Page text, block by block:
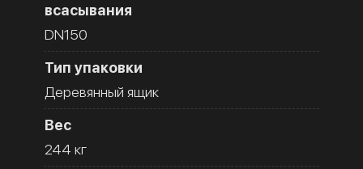
всасывания
DN150
Тип упаковки
Деревянный ящик
Вес
244 кг